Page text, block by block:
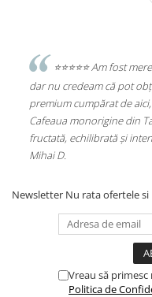
⭐️⭐️⭐️⭐️⭐️ Am fost
dar nu credeam că pot
premium cumpărat de
Cafeaua monorigine din
fructată, echilibrată și
Mihai D.
Newsletter Nu rata ofertele
Vreau să
Politica de